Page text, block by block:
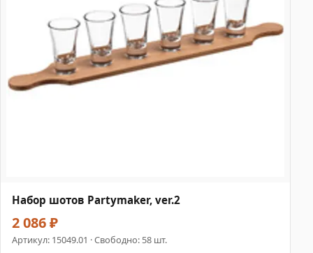
Набор шотов Partymaker, ver.2
2 086 ₽
Артикул: 15049.01 · Свободно: 58 шт.